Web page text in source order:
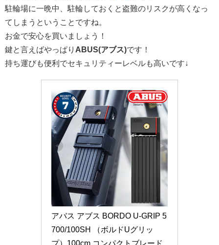
駐輪場に一晩中、駐輪しておくと盗難のリスクが高くなっ
てしまうということですね。
お金で安心を買いましょう！
鍵と言えばやっぱり ABUS(アブス)です！
持ち運びも便利でセキュリティーレベルも高いです↓
アバス アブス BORDO U-GRIP 5
700/100SH （ボルドUグリッ
プ）100cm コンパクトブレード